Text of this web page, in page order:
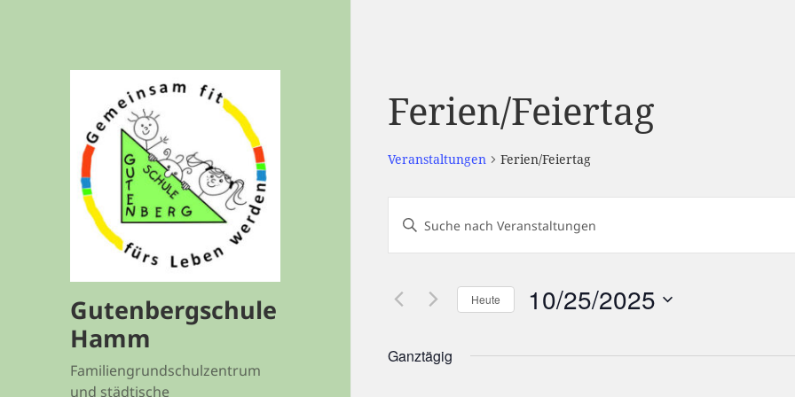
Gutenbergschule
Hamm
Familiengrundschulzentrum
und städtische
Ferien/Feiertag
Veranstaltungen Ferien/Feiertag
Such-
Ansichtennavigation
Geben
Sie
Schlüsselwort.
nach
Heute 10/25/2025
wählen.
Ganztägig